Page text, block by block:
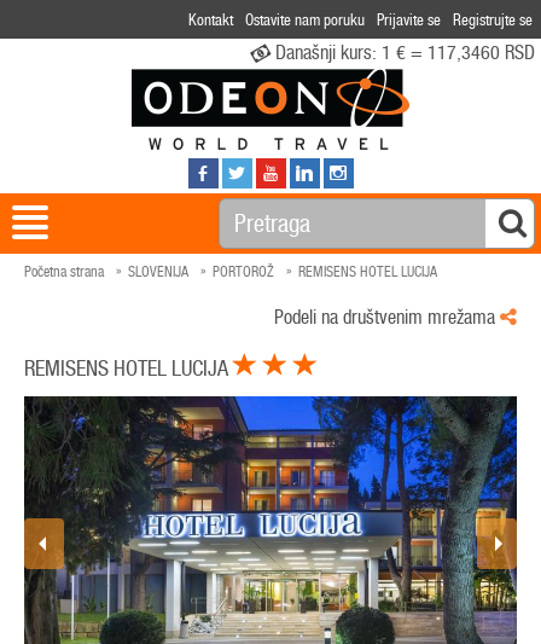
Kontakt Ostavite nam poruku Prijavite se Registrujte se
Današnji kurs: 1 € = 117,3460 RSD
Početna strana SLOVENIJA PORTOROŽ REMISENS HOTEL LUCIJA
Podeli na društvenim mrežama
REMISENS HOTEL LUCIJA